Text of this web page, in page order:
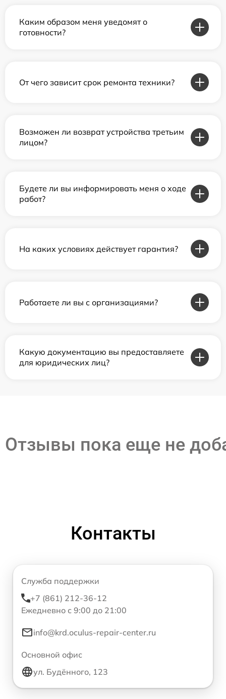
Каким образом меня уведомят о
готовности?
От чего зависит срок ремонта техники?
Возможен ли возврат устройства третьим
лицом?
Будете ли вы информировать меня о ходе
работ?
На каких условиях действует гарантия?
Работаете ли вы с организациями?
Какую документацию вы предоставляете
для юридических лиц?
Отзывы пока еще не
Контакты
Служба поддержки
+7 (861) 212-36-12
Ежедневно с 9:00 до 21:00
info@krd.oculus-repair-center.ru
Основной офис
ул. Будённого, 123